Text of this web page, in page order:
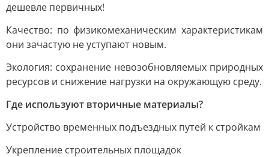
дешевле первичных!
Качество: по физикомеханическим характеристикам
они зачастую не уступают новым.
Экология: сохранение невозобновляемых природных
ресурсов и снижение нагрузки на окружающую среду.
Где используют вторичные материалы?
Устройство временных подъездных путей к стройкам
Укрепление строительных площадок